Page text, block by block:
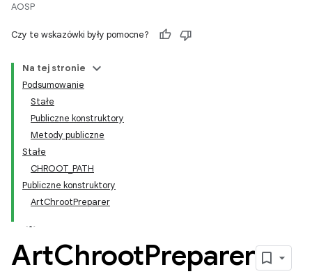
AOSP
Czy te wskazówki były pomocne?
Na tej stronie
Podsumowanie
Stałe
Publiczne konstruktory
Metody publiczne
Stałe
CHROOT_PATH
Publiczne konstruktory
ArtChrootPreparer
ArtChrootPreparer